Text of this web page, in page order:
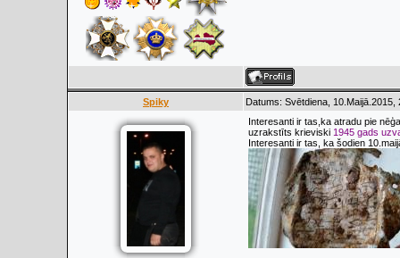
Spiky Datums: Svētdiena,
Interesanti ir tas,ka atradu pie
uzrakstīts krieviski 1945 gads
Interesanti ir tas, ka šodien